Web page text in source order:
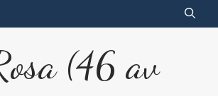
(46 av